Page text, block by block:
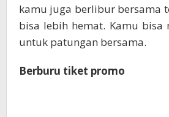
kamu juga berlibur bersama
bisa lebih hemat. Kamu bisa
untuk patungan bersama.
Berburu tiket promo